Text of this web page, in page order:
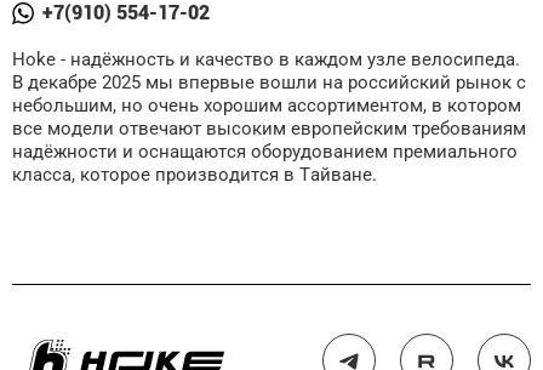
+7(910) 554-17-02
Hoke - надёжность и качество в каждом узле велосипеда.
В декабре 2025 мы впервые вошли на российский рынок с
небольшим, но очень хорошим ассортиментом, в котором
все модели отвечают высоким европейским требованиям
надёжности и оснащаются оборудованием премиального
класса, которое производится в Тайване.